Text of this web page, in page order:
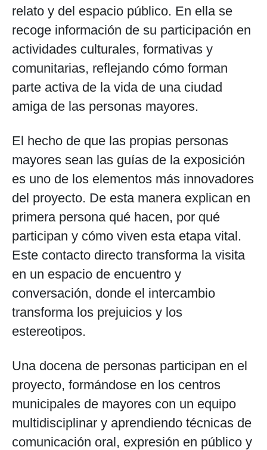
relato y del espacio público. En ella se
recoge información de su participación en
actividades culturales, formativas y
comunitarias, reflejando cómo forman
parte activa de la vida de una ciudad
amiga de las personas mayores.
El hecho de que las propias personas
mayores sean las guías de la exposición
es uno de los elementos más innovadores
del proyecto. De esta manera explican en
primera persona qué hacen, por qué
participan y cómo viven esta etapa vital.
Este contacto directo transforma la visita
en un espacio de encuentro y
conversación, donde el intercambio
transforma los prejuicios y los
estereotipos.
Una docena de personas participan en el
proyecto, formándose en los centros
municipales de mayores con un equipo
multidisciplinar y aprendiendo técnicas de
comunicación oral, expresión en público y